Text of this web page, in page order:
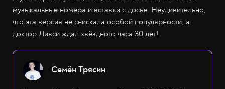
музыкальные номера и вставки с досье. Неудивительно,
что эта версия не снискала особой популярности, а
доктор Ливси ждал звёздного часа 30 лет!
Семён Трясин